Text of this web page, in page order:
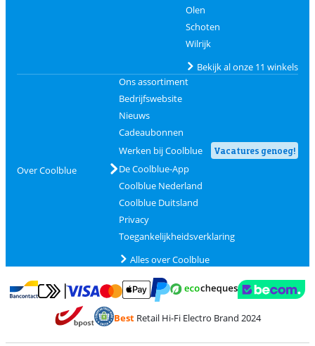
Olen
Schoten
Wilrijk
Bekijk al onze 11 winkels
Over Coolblue
Ons assortiment
Bedrijfswebsite
Nieuws
Cadeaubonnen
Werken bij Coolblue
Vacatures genoeg!
De Coolblue-App
Coolblue Nederland
Coolblue Duitsland
Privacy
Toegankelijkheidsverklaring
Alles over Coolblue
Betalen met Bancontact
Betalen met MasterCard en Visa via ClickToPay
BestRetail Hi-Fi Electro Brand 2024